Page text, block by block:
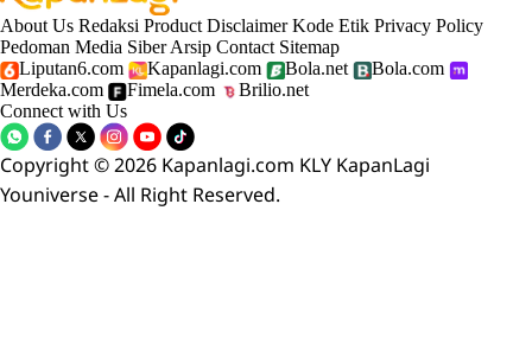
About Us Redaksi Product Disclaimer Kode Etik Privacy Policy
Pedoman Media Siber Arsip Contact Sitemap
Liputan6.com
Kapanlagi.com Bola.net
Bola.com
Merdeka.com
Fimela.com
Brilio.net
Connect with Us
Copyright © 2026 Kapanlagi.com KLY KapanLagi
Youniverse - All Right Reserved.